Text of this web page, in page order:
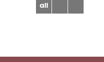
all